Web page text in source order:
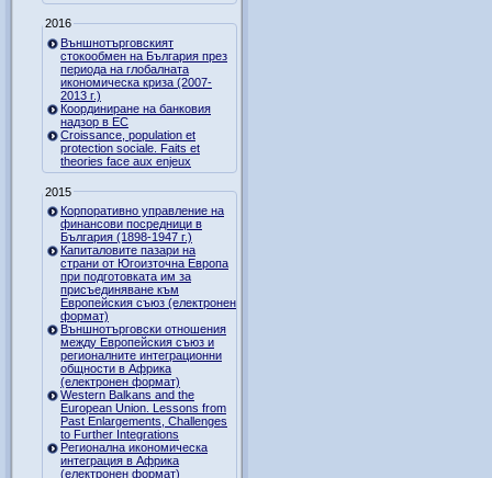
2016
Външнотърговският
стокообмен на България през
периода на глобалната
икономическа криза (2007-
2013 г.)
Координиране на банковия
надзор в ЕС
Croissance, population et
protection sociale. Faits et
theories face aux enjeux
2015
Корпоративно управление на
финансови посредници в
България (1898-1947 г.)
Капиталовите пазари на
страни от Югоизточна Европа
при подготовката им за
присъединяване към
Европейския съюз (електронен
формат)
Външнотърговски отношения
между Европейския съюз и
регионалните интеграционни
общности в Африка
(електронен формат)
Western Balkans and the
European Union. Lessons from
Past Enlargements, Challenges
to Further Integrations
Регионална икономическа
интеграция в Африка
(електронен формат)